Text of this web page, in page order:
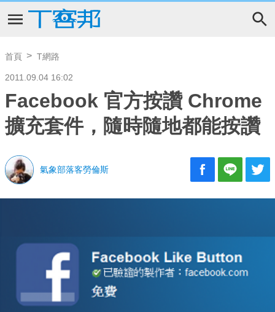
首頁 T網路
2011.09.04 16:02
Facebook 官方按讚 Chrome
擴充套件，隨時隨地都能按讚
氣象部落客勞倫斯